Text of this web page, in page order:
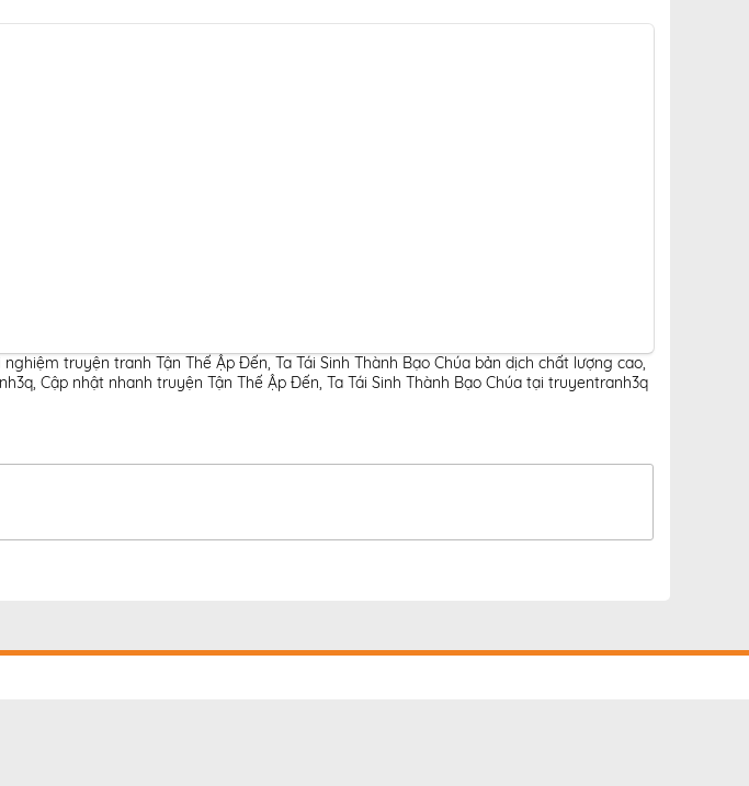
nghiệm truyện tranh Tận Thế Ập Đến, Ta Tái Sinh Thành Bạo Chúa bản dịch chất lượng cao,
, Cập nhật nhanh truyện Tận Thế Ập Đến, Ta Tái Sinh Thành Bạo Chúa tại truyentranh3q